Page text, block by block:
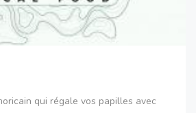
qui régale vos papilles avec